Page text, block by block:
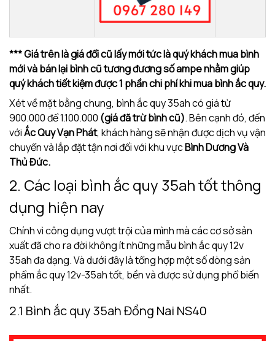
*** Giá trên là giá đổi cũ lấy mới tức là quý khách mua bình
mới và bán lại bình cũ tương đương số ampe nhằm giúp
quý khách tiết kiệm được 1 phần chi phí khi mua bình ắc quy.
Xét về mặt bằng chung, bình ắc quy 35ah có giá từ
900.000 để 1.100.000 (giá đã trừ bình cũ). Bên cạnh đó, đến
vớiẮc Quy Vạn Phát, khách hàng sẽ nhận được dịch vụ vận
chuyển và lắp đặt tận nơi đối với khu vựcBình Dương Và
Thủ Đức.
2. Các loại bình ắc quy 35ah tốt thông
dụng hiện nay
Chính vì công dụng vượt trội của mình mà các cơ sở sản
xuất đã cho ra đời không ít những mẫu bình ắc quy 12v
35ah đa dạng. Và dưới đây là tổng hợp một số dòng sản
phẩm ắc quy 12v-35ah tốt, bền và được sử dụng phổ biến
nhất.
2.1 Bình ắc quy 35ah Đồng Nai NS40